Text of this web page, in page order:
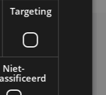
Targeting
Niet-